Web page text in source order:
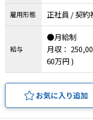
雇用形態 正社員 / 契約
給与
●月給制
月収：
60万円 )
お気に入り追加